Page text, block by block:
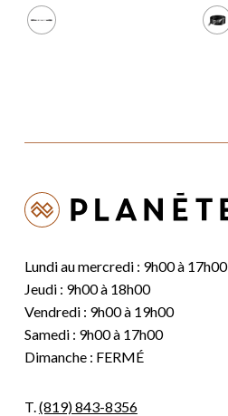
Lundi au mercredi : 9h00 à 17h00
Jeudi : 9h00 à 18h00
Vendredi : 9h00 à 19h00
Samedi : 9h00 à 17h00
Dimanche : FERMÉ
T.(819) 843-8356